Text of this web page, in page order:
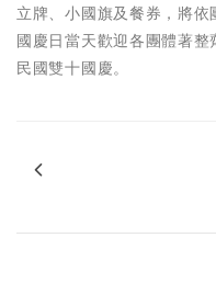
立牌、小國旗及餐券，將
國慶日當天歡迎各團體著
民國雙十國慶。